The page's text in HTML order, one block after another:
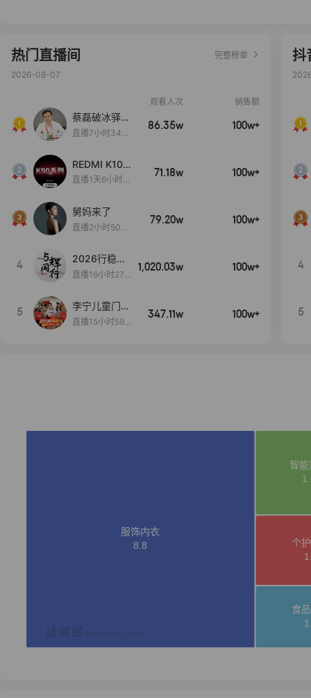
热门直播间
完整榜单
2026-08-07
观看人次 销售额
蔡磊破冰驿站
直播间好物分
直播7小时34分
86.35w 100w+
REDMI K100
Pro系列新品
启！
直播1天6小时3
71.18w 100w+
舅妈来了
直播2小时50分
79.20w 100w+
4
2026行稳致
远
直播16小时27
1,020.03w 100w+
5
李宁儿童门店
爆款赤兔8pr
直播15小时59
347.11w 100w+
抖
4
5